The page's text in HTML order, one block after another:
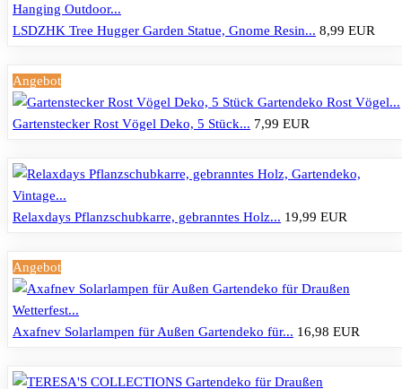
LSDZHK Tree Hugger Garden Statue, Gnome Resin... 8,99 EUR
Angebot
Gartenstecker Rost Vögel Deko, 5 Stück... 7,99 EUR
Relaxdays Pflanzschubkarre, gebranntes Holz... 19,99 EUR
Angebot
Axafnev Solarlampen für Außen Gartendeko für... 16,98 EUR